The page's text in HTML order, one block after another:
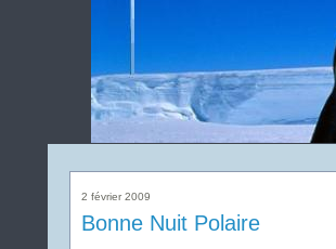
2 février 2009
Bonne Nuit Polaire